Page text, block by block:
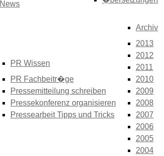
News
PR Wissen
PR Fachbeitr�ge
Pressemitteilung schreiben
Pressekonferenz organisieren
Pressearbeit Tipps und Tricks
Archiv
2013
2012
2011
2010
2009
2008
2007
2006
2005
2004